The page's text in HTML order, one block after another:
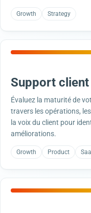
Growth Strategy
Support client
Évaluez la maturité de
travers les opérations,
la voix du client pour
améliorations.
Growth Product